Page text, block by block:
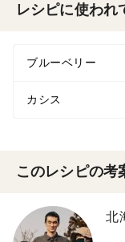
レシピに使われ
ブルーベリー
カシス
このレシピの考
北